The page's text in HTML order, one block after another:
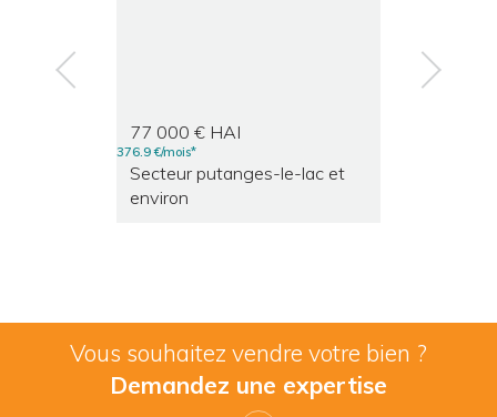
77 000 € HAI
376.9 €/mois*
secteur putanges-le-lac et
environ
p
r
e
v n
e
x
t
Vous souhaitez vendre votre bien ?
Demandez une expertise